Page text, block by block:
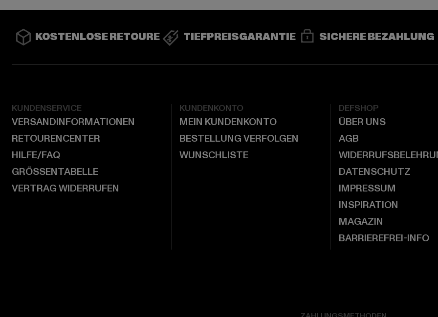
KOSTENLOSE RETOURE TIEFPREISGARANTIE SICHERE BEZAHLUNG
KUNDENSERVICE
VERSANDINFORMATIONEN
RETOURENCENTER
HILFE/FAQ
GRÖSSENTABELLE
VERTRAG WIDERRUFEN
KUNDENKONTO
MEIN KUNDENKONTO
BESTELLUNG VERFOLGEN
WUNSCHLISTE
DEFSHOP
ÜBER UNS
AGB
DATENSCHUTZ
IMPRESSUM
INSPIRATION
MAGAZIN
BARRIEREFREI-INFO